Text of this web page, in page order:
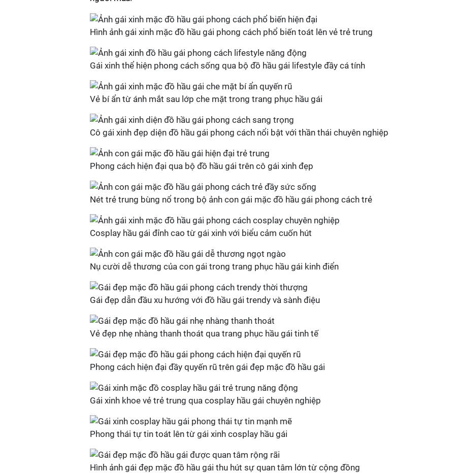
Hình ảnh gái xinh mặc đồ hầu gái phong cách phổ biến toát lên vẻ trẻ trung
Gái xinh thể hiện phong cách sống qua bộ đồ hầu gái lifestyle đầy cá tính
Vẻ bí ẩn từ ánh mắt sau lớp che mặt trong trang phục hầu gái
Cô gái xinh đẹp diện đồ hầu gái phong cách nổi bật với thần thái chuyên nghiệp
Phong cách hiện đại qua bộ đồ hầu gái trên cô gái xinh đẹp
Nét trẻ trung bùng nổ trong bộ ảnh con gái mặc đồ hầu gái phong cách trẻ
Cosplay hầu gái đỉnh cao từ gái xinh với biểu cảm cuốn hút
Nụ cười dễ thương của con gái trong trang phục hầu gái kinh điển
Gái đẹp dẫn đầu xu hướng với đồ hầu gái trendy và sành điệu
Vẻ đẹp nhẹ nhàng thanh thoát qua trang phục hầu gái tinh tế
Phong cách hiện đại đầy quyến rũ trên gái đẹp mặc đồ hầu gái
Gái xinh khoe vẻ trẻ trung qua cosplay hầu gái chuyên nghiệp
Phong thái tự tin toát lên từ gái xinh cosplay hầu gái
Hình ảnh gái đẹp mặc đồ hầu gái thu hút sự quan tâm lớn từ cộng đồng